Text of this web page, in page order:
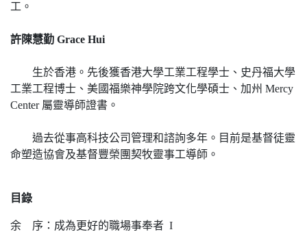
工。
許陳慧勤 Grace Hui
生於香港。先後獲香港大學工業工程學士、史丹福大學
工業工程博士、美國福樂神學院跨文化學碩士、加州 Mercy
Center 屬靈導師證書。
過去從事高科技公司管理和諮詢多年。目前是基督徒靈
命塑造協會及基督豐榮團契牧靈事工導師。
目錄
余 序：成為更好的職場事奉者 I